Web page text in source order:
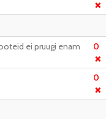
❌
ei pruugi enam
0
❌
0
❌